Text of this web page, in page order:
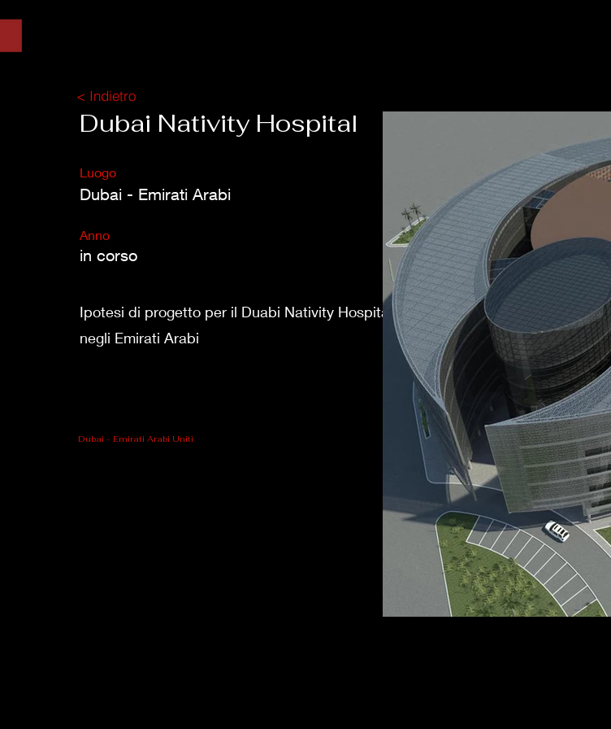
< Indietro
Dubai Nativity Hospital
Luogo
Dubai - Emirati Arabi
Anno
in corso
Ipotesi di progetto per il Duabi Nativity Hospital a Dubai
negli Emirati Arabi
Dubai - Emirati Arabi Uniti